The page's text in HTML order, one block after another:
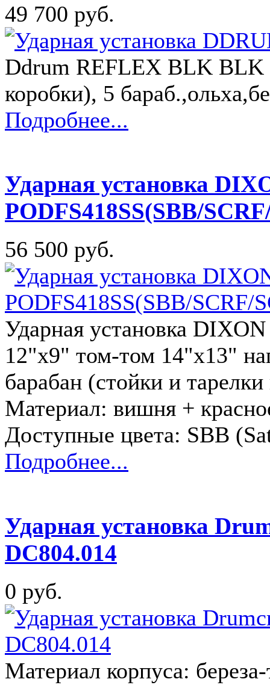
49 700 руб.
Ddrum REFLEX BLK BLK
коробки), 5
Подробнее...
Ударная установка
PODFS418SS(SBB/
56 500 руб.
Ударная установка
12"х9" том-том 14"х13"
барабан (стойки и
Материал: вишня +
Доступные цвета: SBB
Подробнее...
Ударная установка
DC804.014
0 руб.
Материал корпуса: